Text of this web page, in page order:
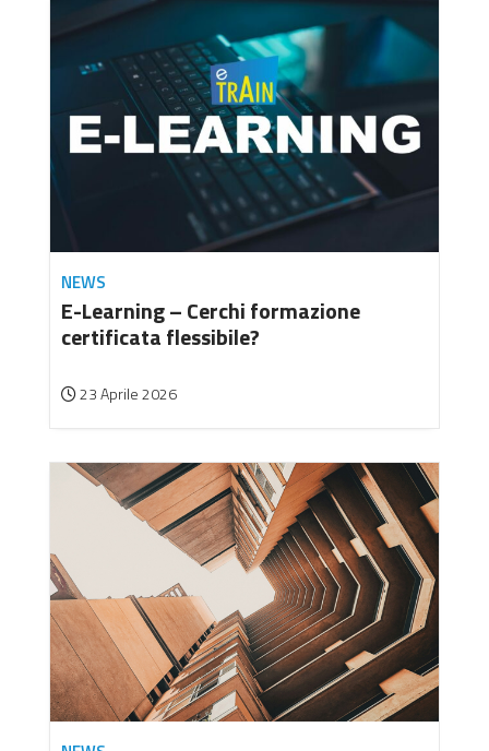
NEWS
E-Learning – Cerchi formazione
certificata flessibile?
23 Aprile 2026